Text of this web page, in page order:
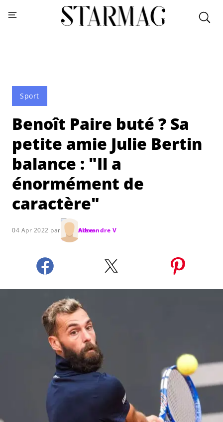
Sport
Benoît Paire buté ? Sa
petite amie Julie Bertin
balance : "Il a
énormément de
caractère"
04 Apr 2022 par Alexandre V